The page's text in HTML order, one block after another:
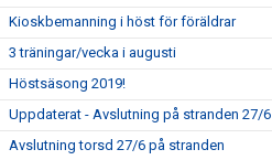
Kioskbemanning i höst för föräldrar
3 träningar/vecka i augusti
Höstsäsong 2019!
Uppdaterat - Avslutning på stranden 27/6
Avslutning torsd 27/6 på stranden